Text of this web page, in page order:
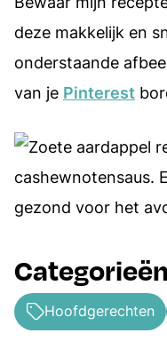
deze makkelijk en
onderstaande
van je Pinterest
Categorieën
Hoofdgerechten